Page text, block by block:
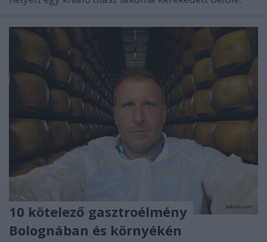
10 kötelező gasztroélmény
Bolognában és környékén